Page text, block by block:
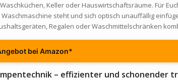
Keller oder Hauswirtschaftsräume. Für
steht und sich optisch unauffällig
Regalen oder Waschmittelschränken
bei Amazon*
– effizienter und schonender